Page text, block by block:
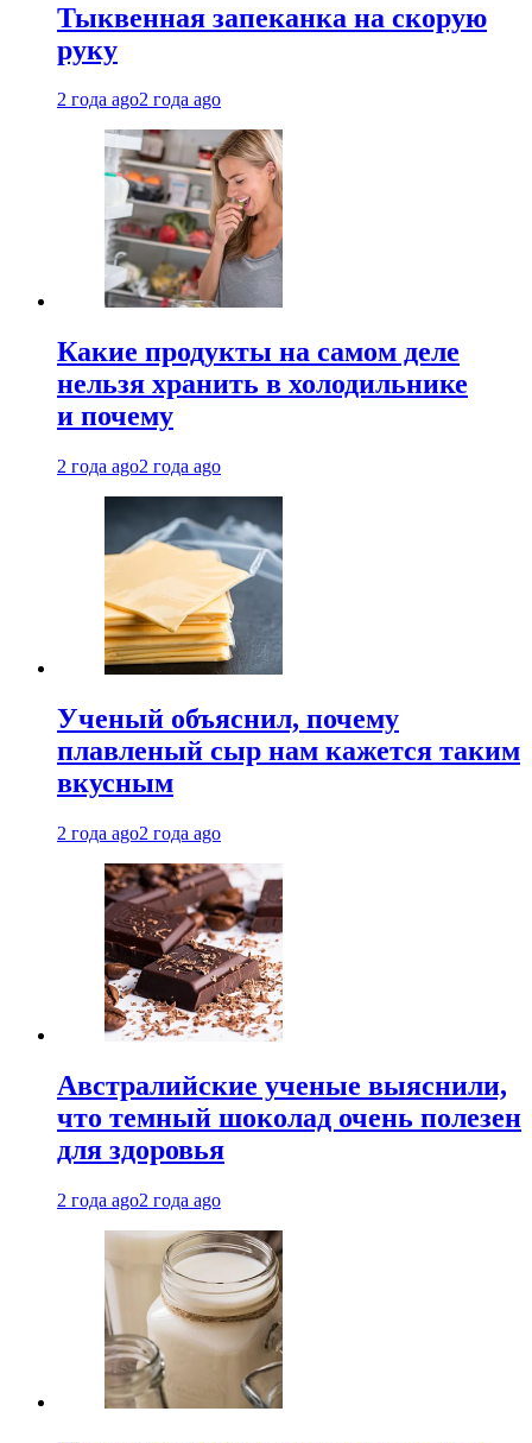
Тыквенная запеканка на скорую
руку
2 года ago2 года ago
Какие продукты на самом деле
нельзя хранить в холодильнике
и почему
2 года ago2 года ago
Ученый объяснил, почему
плавленый сыр нам кажется таким
вкусным
2 года ago2 года ago
Австралийские ученые выяснили,
что темный шоколад очень полезен
для здоровья
2 года ago2 года ago